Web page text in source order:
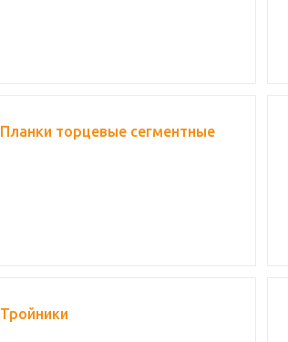
Планки торцевые сегментные
Тройники